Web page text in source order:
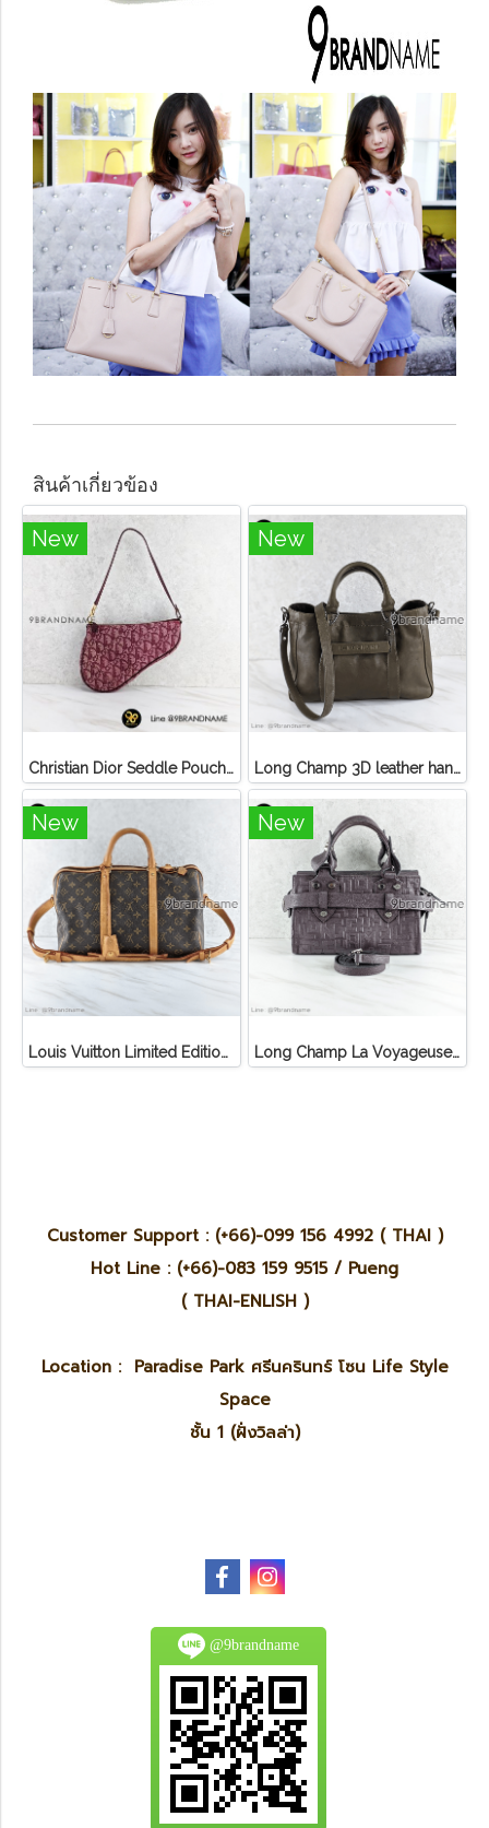
สินค้าเกี่ยวข้อง
New
Christian Dior Seddle Pouch Accessory Hand Bag
New
Long Champ 3D leather handbag
New
Louis Vuitton Limited Edition Monogram Canvas Sofia Coppola SC Bag
New
Long Champ La Voyageuse Bag Leather
Customer Support : (+66)-099 156 4992 ( THAI )
Hot Line : (+66)-083 159 9515 / Pueng
( THAI-ENLISH )
Location : Paradise Park ศรีนครินทร์ โซน Life Style
Space
ชั้น 1 (ฝั่งวิลล่า)
@9brandname